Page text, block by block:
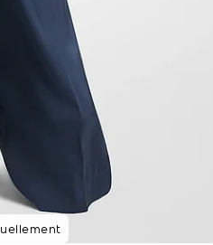
% des clients